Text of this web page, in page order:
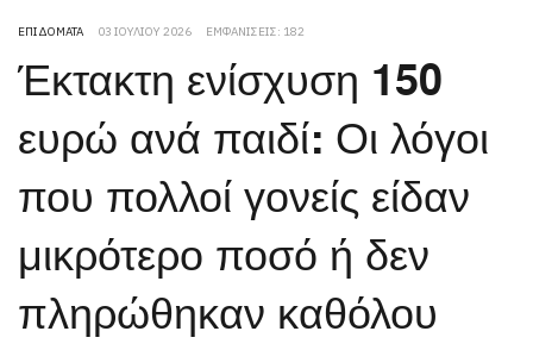
ΕΠΙΔΌΜΑΤΑ 03 ΙΟΥΛΊΟΥ 2026 ΕΜΦΑΝΊΣΕΙΣ: 182
Έκτακτη ενίσχυση 150
ευρώ ανά παιδί: Οι λόγοι
που πολλοί γονείς είδαν
μικρότερο ποσό ή δεν
πληρώθηκαν καθόλου